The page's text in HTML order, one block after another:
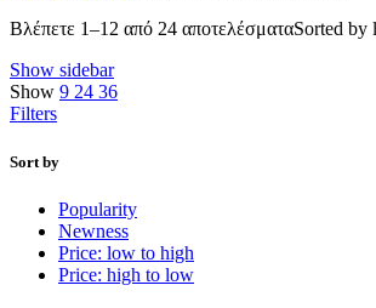
Βλέπετε 1–12 από 24 αποτελέσματαSorted by
Show sidebar
Show 9 24 36
Filters
Sort by
Popularity
Newness
Price: low to high
Price: high to low